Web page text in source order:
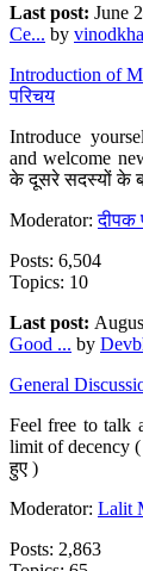
Last post: June
Ce... by
Introduction of
परिचय
Introduce
and welcome
के दूसरे सदस्यों के
Moderator:दीपक
Posts: 6,504
Topics: 10
Last post:
Good ... by
General
Feel free to talk
limit of decency (
हुए )
Moderator: Lalit
Posts: 2,863